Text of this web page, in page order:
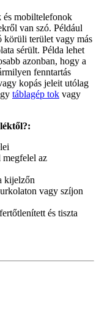
és mobiltelefonok
van szó. Például
körüli terület vagy más
sérült. Példa lehet
azonban, hogy a
fenntartás
kopás jeleit utólag
táblagép tok vagy
az
kijelzőn
vagy szíjon
és tiszta